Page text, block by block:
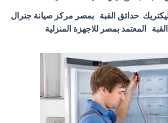
حدائق القبة بمصر مركز صيانة جنرال
المعتمد بمصر للاجهزة المنزلية